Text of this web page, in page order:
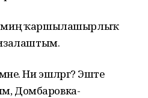
миңә ҡаршылашырлыҡ
Ни эшләргә? Эште
Домбаровка-